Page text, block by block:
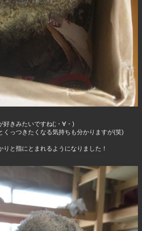
好きみたいですね(;・∀・)
くっつきたくなる気持ちも分かりますが(笑)
と指にとまれるようになりました！